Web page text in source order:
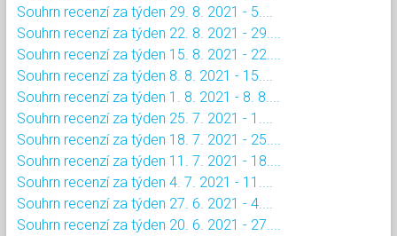
Souhrn recenzí za týden 29. 8. 2021 - 5....
Souhrn recenzí za týden 22. 8. 2021 - 29....
Souhrn recenzí za týden 15. 8. 2021 - 22....
Souhrn recenzí za týden 8. 8. 2021 - 15....
Souhrn recenzí za týden 1. 8. 2021 - 8. 8....
Souhrn recenzí za týden 25. 7. 2021 - 1....
Souhrn recenzí za týden 18. 7. 2021 - 25....
Souhrn recenzí za týden 11. 7. 2021 - 18....
Souhrn recenzí za týden 4. 7. 2021 - 11....
Souhrn recenzí za týden 27. 6. 2021 - 4....
Souhrn recenzí za týden 20. 6. 2021 - 27....